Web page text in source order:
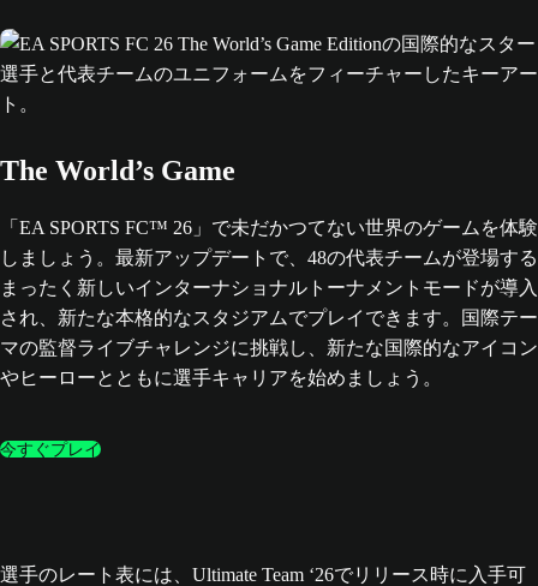
The World’s Game
「EA SPORTS FC™ 26」で未だかつてない世界のゲームを体験
しましょう。最新アップデートで、48の代表チームが登場する
まったく新しいインターナショナルトーナメントモードが導入
され、新たな本格的なスタジアムでプレイできます。国際テー
マの監督ライブチャレンジに挑戦し、新たな国際的なアイコン
やヒーローとともに選手キャリアを始めましょう。
今すぐプレイ
選手のレート表には、Ultimate Team ‘26でリリース時に入手可